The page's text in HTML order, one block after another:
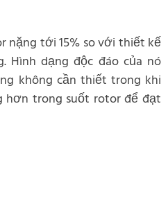
nặng tới 15% so với thiết kế
Hình dạng độc đáo của nó
không cần thiết trong khi
hơn trong suốt rotor để đạt